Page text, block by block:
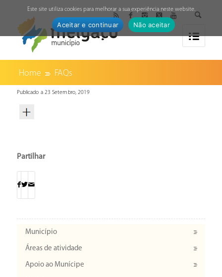
Home FAQs
Publicado a 23 Setembro, 2019
Partilhar
Município
Áreas de atividade
Apoio ao Munícipe
Este site utiliza cookies para melhorar a sua experiência neste website.
Aceitar e continuar Não aceitar